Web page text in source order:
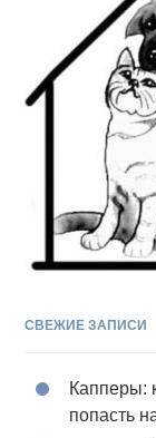
СВЕЖИЕ ЗАПИСИ
Капперы:
попасть